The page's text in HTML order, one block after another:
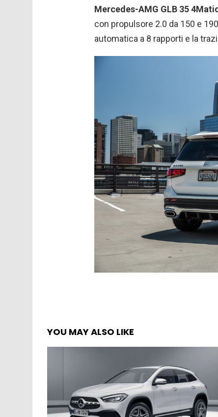
Mercedes-AMG GLB 35
con propulsore 2.0 da 150 e
automatica a 8 rapporti e la
YOU MAY ALSO LIKE